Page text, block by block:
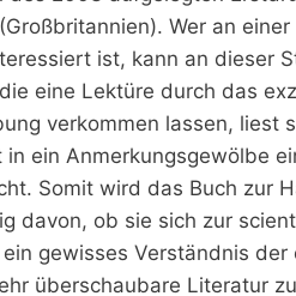
Wer an
ist, kann an dieser
eine Lektüre durch das
verkommen lassen, liest
ein Anmerkungsgewölbe
Somit wird das Buch zur
davon, ob sie sich zur
gewisses Verständnis der
überschaubare Literatur